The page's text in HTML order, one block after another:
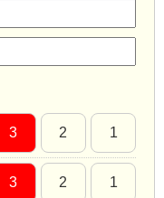
3 2 1
3 2 1